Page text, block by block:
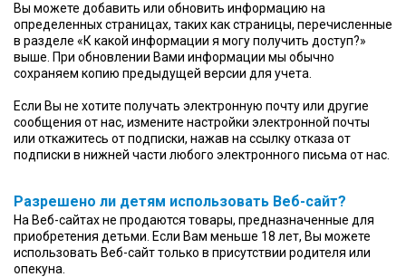
Вы можете добавить или обновить информацию на
определенных страницах, таких как страницы, перечисленные
в разделе «К какой информации я могу получить доступ?»
выше. При обновлении Вами информации мы обычно
сохраняем копию предыдущей версии для учета.
Если Вы не хотите получать электронную почту или другие
сообщения от нас, измените настройки электронной почты
или откажитесь от подписки, нажав на ссылку отказа от
подписки в нижней части любого электронного письма от нас.
Разрешено ли детям использовать Веб-сайт?
На Веб-сайтах не продаются товары, предназначенные для
приобретения детьми. Если Вам меньше 18 лет, Вы можете
использовать Веб-сайт только в присутствии родителя или
опекуна.